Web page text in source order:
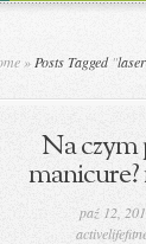
» Posts Tagged "
Na czym
paź 12,